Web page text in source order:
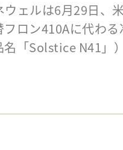
ェルは6月29日、
ロン410Aに代わ
名「Solstice N41」